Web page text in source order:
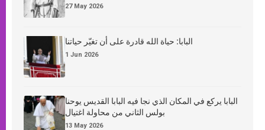
27 May 2026
البابا: حياة الله قادرة على أن تغيّر حياتنا
1 Jun 2026
البابا يركع في المكان الذي نجا فيه البابا القديس يوحنا
بولس الثاني من محاولة اغتيال
13 May 2026